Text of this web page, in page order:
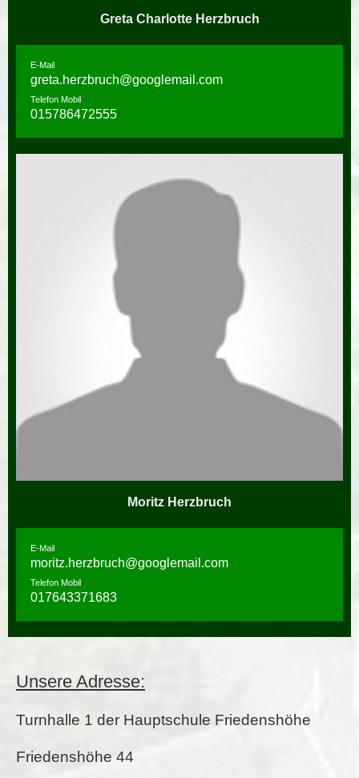
Greta Charlotte Herzbruch
E-Mail
greta.herzbruch@googlemail.com
Telefon Mobil
015786472555
Moritz Herzbruch
E-Mail
moritz.herzbruch@googlemail.com
Telefon Mobil
017643371683
Unsere Adresse:
Turnhalle 1 der Hauptschule Friedenshöhe
Friedenshöhe 44